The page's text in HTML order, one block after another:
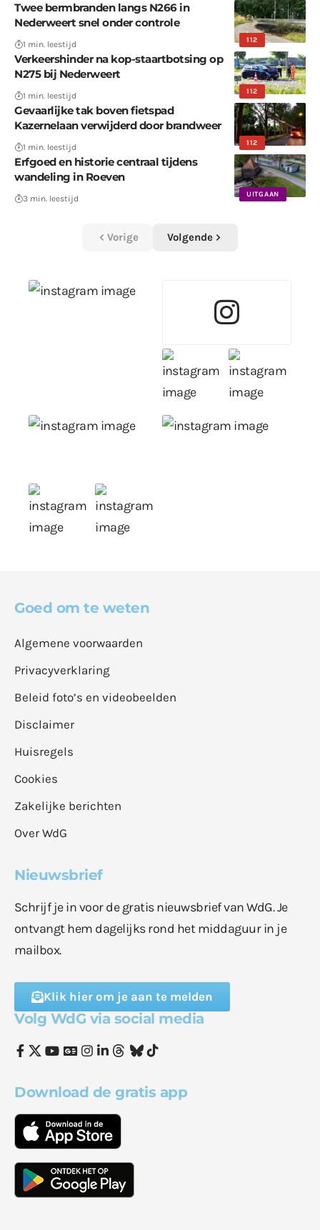
112
Twee bermbranden langs N266 in
Nederweert snel onder controle
1 min. leestijd
112
Verkeershinder na kop-staartbotsing op
N275 bij Nederweert
1 min. leestijd
112
Gevaarlijke tak boven fietspad
Kazernelaan verwijderd door brandweer
1 min. leestijd
UITGAAN
Erfgoed en historie centraal tijdens
wandeling in Roeven
3 min. leestijd
Vorige Volgende
Goed om te weten
Algemene voorwaarden
Privacyverklaring
Beleid foto’s en videobeelden
Disclaimer
Huisregels
Cookies
Zakelijke berichten
Over WdG
Nieuwsbrief
Schrijf je in voor de gratis nieuwsbrief van WdG. Je
ontvangt hem dagelijks rond het middaguur in je
mailbox.
Klik hier om je aan te melden
Volg WdG via social media
Download de gratis app